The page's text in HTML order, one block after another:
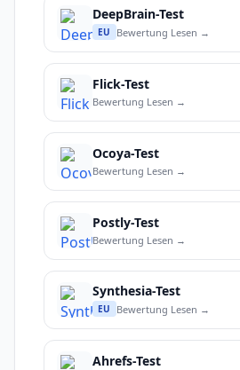
DeepBrain-Test
EU Bewertung Lesen →
Flick-Test
Bewertung Lesen →
Ocoya-Test
Bewertung Lesen →
Postly-Test
Bewertung Lesen →
Synthesia-Test
EU Bewertung Lesen →
Ahrefs-Test